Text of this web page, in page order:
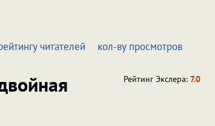
читателей кол-ву просмотров
Рейтинг Экслера: 7.0